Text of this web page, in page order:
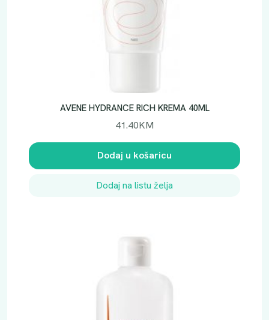
AVENE HYDRANCE RICH KREMA 40ML
41.40KM
Dodaj u košaricu
Dodaj na listu želja